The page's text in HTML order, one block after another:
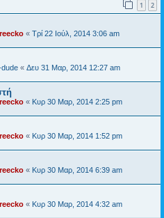
1 2
« Τρί 22 Ιούλ, 2014 3:06 am
« Δευ 31 Μαρ, 2014 12:27 am
« Κυρ 30 Μαρ, 2014 2:25 pm
« Κυρ 30 Μαρ, 2014 1:52 pm
« Κυρ 30 Μαρ, 2014 6:39 am
« Κυρ 30 Μαρ, 2014 4:32 am